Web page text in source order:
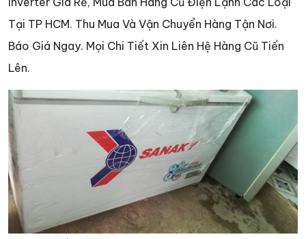
Tại TP HCM. Thu Mua Và Vận Chuyển Hàng Tận Nơi.
Báo Giá Ngay. Mọi Chi Tiết Xin Liên Hệ Hàng Cũ Tiến
Lên.